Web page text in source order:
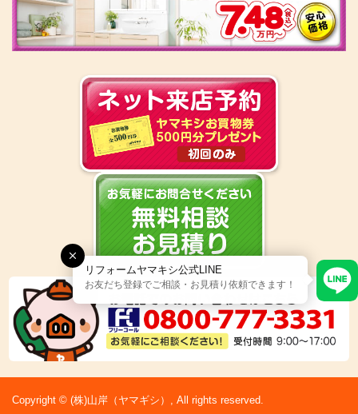
Copyright © (株)山岸（ヤマギシ）, All rights reserved.
リフォームヤマキシ公式LINE
お友だち登録でご相談・お見積り依頼できます！